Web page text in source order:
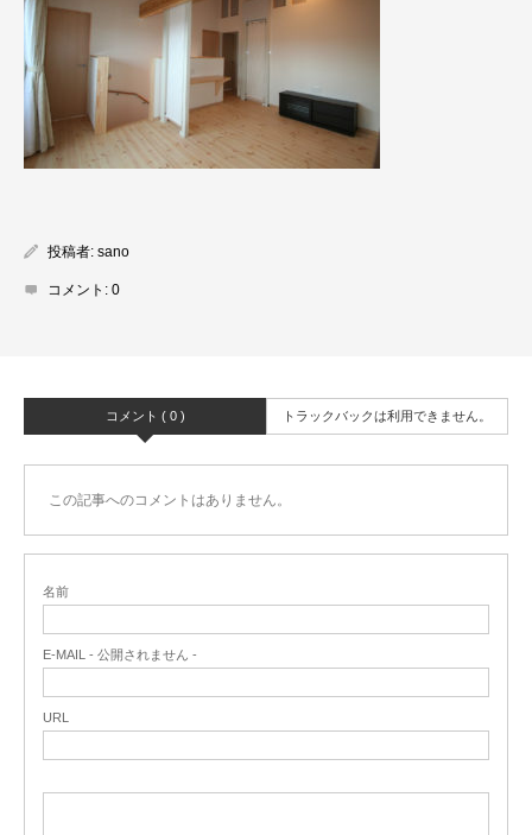
投稿者: sano
コメント: 0
コメント ( 0 ) トラックバックは利用できません。
この記事へのコメントはありません。
名前
E-MAIL - 公開されません -
URL